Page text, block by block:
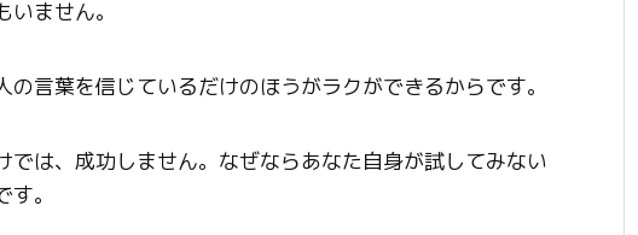
ません。
言葉を信じているだけのほうがラクができるからです。
では、成功しません。なぜならあなた自身が試してみない
。